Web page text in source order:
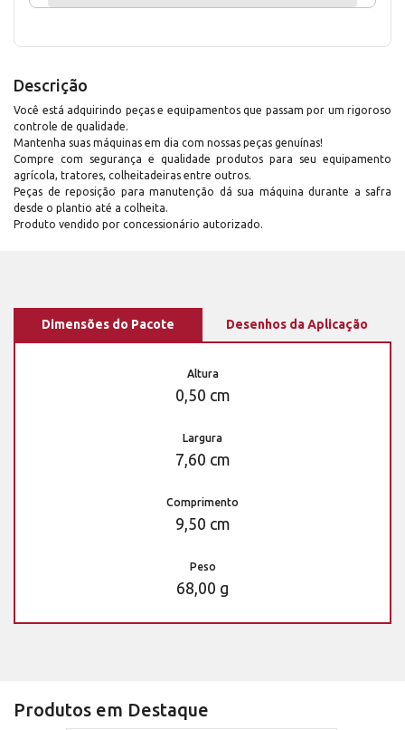
Descrição
Você está adquirindo peças e equipamentos que passam por um rigoroso
controle de qualidade.
Mantenha suas máquinas em dia com nossas peças genuínas!
Compre com segurança e qualidade produtos para seu equipamento
agrícola, tratores, colheitadeiras entre outros.
Peças de reposição para manutenção dá sua máquina durante a safra
desde o plantio até a colheita.
Produto vendido por concessionário autorizado.
Dimensões do Pacote Desenhos da Aplicação
Altura
0,50 cm
Largura
7,60 cm
Comprimento
9,50 cm
Peso
68,00 g
Produtos em Destaque